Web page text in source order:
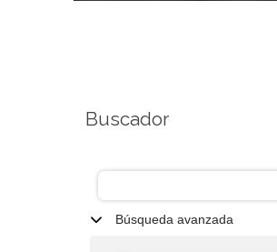
Buscador
Búsqueda avanzada